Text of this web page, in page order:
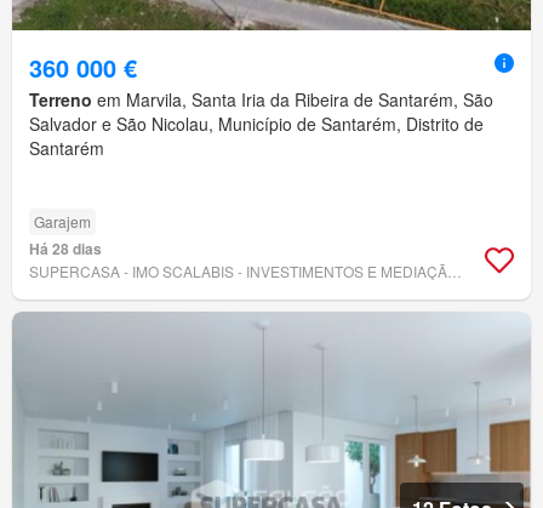
360 000 €
Terreno em Marvila, Santa Iria da Ribeira de Santarém, São
Salvador e São Nicolau, Município de Santarém, Distrito de
Santarém
Garajem
Há 28 dias